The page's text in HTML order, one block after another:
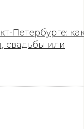
Петербурге:
свадьбы или